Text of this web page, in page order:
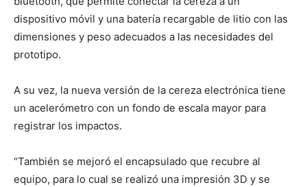
dispositivo móvil y una batería recargable de litio con las
dimensiones y peso adecuados a las necesidades del
prototipo.
A su vez, la nueva versión de la cereza electrónica tiene
un acelerómetro con un fondo de escala mayor para
registrar los impactos.
“También se mejoró el encapsulado que recubre al
equipo, para lo cual se realizó una impresión 3D y se